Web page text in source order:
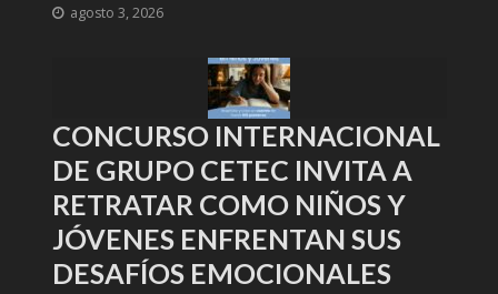
agosto 3, 2026
CONCURSO INTERNACIONAL
DE GRUPO CETEC INVITA A
RETRATAR COMO NIÑOS Y
JÓVENES ENFRENTAN SUS
DESAFÍOS EMOCIONALES